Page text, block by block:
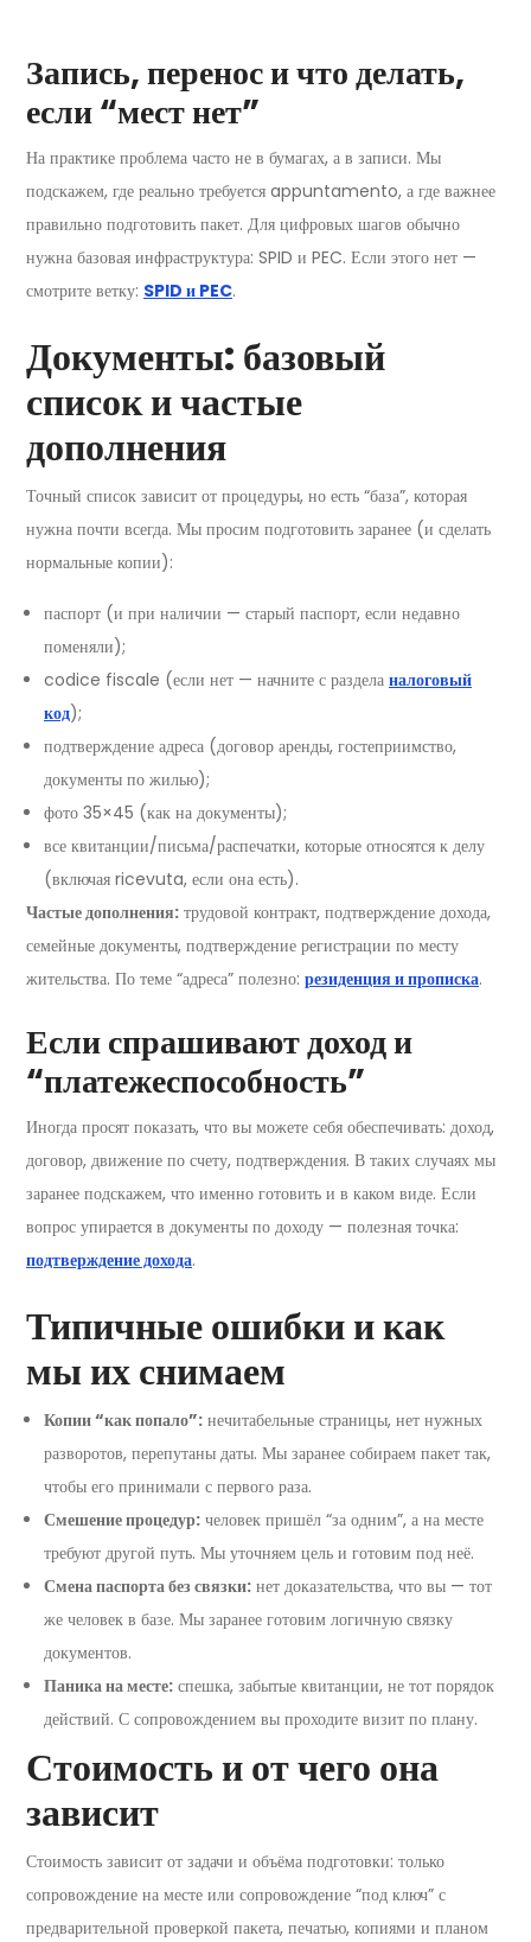
Запись, перенос и что делать,
если “мест нет”
На практике проблема часто не в бумагах, а в записи. Мы
подскажем, где реально требуется appuntamento, а где важнее
правильно подготовить пакет. Для цифровых шагов обычно
нужна базовая инфраструктура: SPID и PEC. Если этого нет —
смотрите ветку: SPID и PEC.
Документы: базовый
список и частые
дополнения
Точный список зависит от процедуры, но есть “база”, которая
нужна почти всегда. Мы просим подготовить заранее (и сделать
нормальные копии):
паспорт (и при наличии — старый паспорт, если недавно
поменяли);
codice fiscale (если нет — начните с раздела налоговый
код);
подтверждение адреса (договор аренды, гостеприимство,
документы по жилью);
фото 35×45 (как на документы);
все квитанции/письма/распечатки, которые относятся к делу
(включая ricevuta, если она есть).
Частые дополнения: трудовой контракт, подтверждение дохода,
семейные документы, подтверждение регистрации по месту
жительства. По теме “адреса” полезно: резиденция и прописка.
Если спрашивают доход и
“платежеспособность”
Иногда просят показать, что вы можете себя обеспечивать: доход,
договор, движение по счету, подтверждения. В таких случаях мы
заранее подскажем, что именно готовить и в каком виде. Если
вопрос упирается в документы по доходу — полезная точка:
подтверждение дохода.
Типичные ошибки и как
мы их снимаем
Копии “как попало”: нечитабельные страницы, нет нужных
разворотов, перепутаны даты. Мы заранее собираем пакет так,
чтобы его принимали с первого раза.
Смешение процедур: человек пришёл “за одним”, а на месте
требуют другой путь. Мы уточняем цель и готовим под неё.
Смена паспорта без связки: нет доказательства, что вы — тот
же человек в базе. Мы заранее готовим логичную связку
документов.
Паника на месте: спешка, забытые квитанции, не тот порядок
действий. С сопровождением вы проходите визит по плану.
Стоимость и от чего она
зависит
Стоимость зависит от задачи и объёма подготовки: только
сопровождение на месте или сопровождение “под ключ” с
предварительной проверкой пакета, печатью, копиями и планом